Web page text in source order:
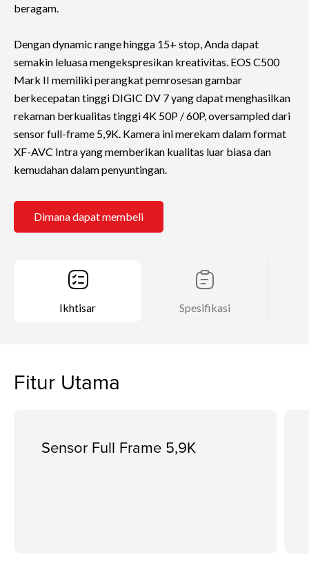
beragam.
Dengan dynamic range hingga 15+ stop, Anda dapat
semakin leluasa mengekspresikan kreativitas. EOS C500
Mark II memiliki perangkat pemrosesan gambar
berkecepatan tinggi DIGIC DV 7 yang dapat menghasilkan
rekaman berkualitas tinggi 4K 50P / 60P, oversampled dari
sensor full-frame 5,9K. Kamera ini merekam dalam format
XF-AVC Intra yang memberikan kualitas luar biasa dan
kemudahan dalam penyuntingan.
Dimana dapat membeli
Ikhtisar Spesifikasi
Fitur Utama
Sensor Full Frame 5,9K